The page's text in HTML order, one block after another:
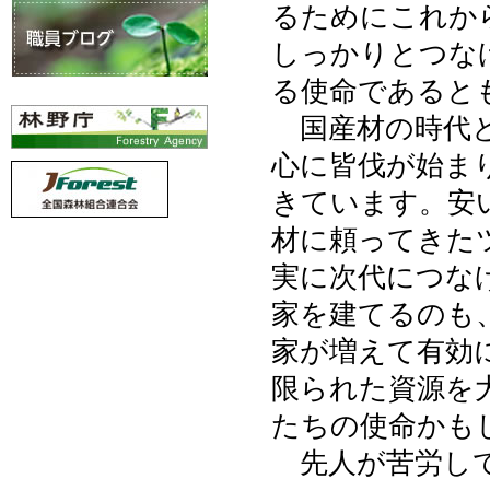
るためにこれか
しっかりとつ
る使命であると
国産材の時代
心に皆伐が始ま
きています。安
材に頼ってきた
実に次代につな
家を建てるのも
家が増えて有効
限られた資源を
たちの使命かも
先人が苦労し